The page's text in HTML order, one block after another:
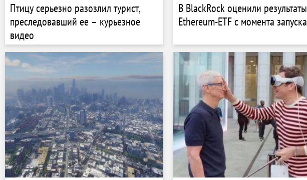
Птицу серьезно разозлил турист,
преследовавший ее – курьезное
видео
В BlackRock оценили результаты
Ethereum-ETF с момента запуска